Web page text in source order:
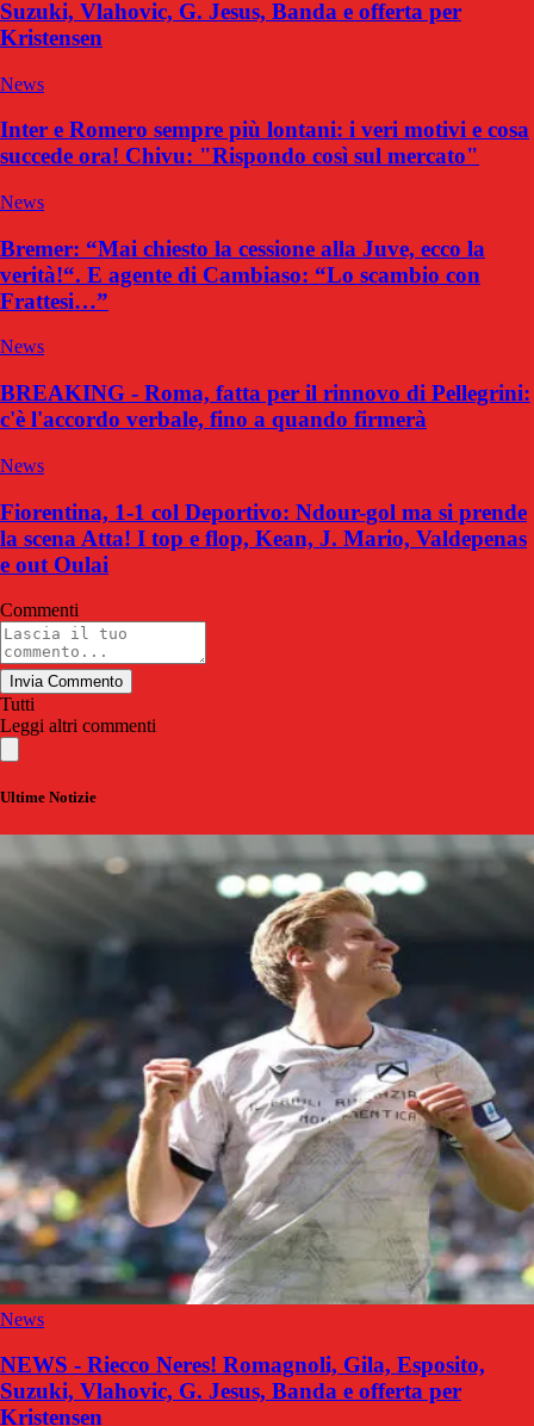
Suzuki, Vlahovic, G. Jesus, Banda e offerta per
Kristensen
News
Inter e Romero sempre più lontani: i veri motivi e cosa
succede ora! Chivu: "Rispondo così sul mercato"
News
Bremer: “Mai chiesto la cessione alla Juve, ecco la
verità!“. E agente di Cambiaso: “Lo scambio con
Frattesi…”
News
BREAKING - Roma, fatta per il rinnovo di Pellegrini:
c'è l'accordo verbale, fino a quando firmerà
News
Fiorentina, 1-1 col Deportivo: Ndour-gol ma si prende
la scena Atta! I top e flop, Kean, J. Mario, Valdepenas
e out Oulai
Commenti
Invia Commento
Tutti
Leggi altri commenti
Ultime Notizie
News
NEWS - Riecco Neres! Romagnoli, Gila, Esposito,
Suzuki, Vlahovic, G. Jesus, Banda e offerta per
Kristensen